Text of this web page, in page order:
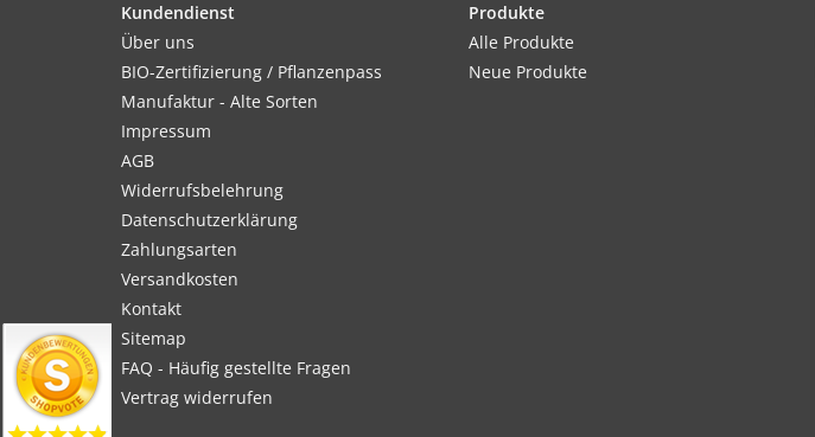
Kundendienst
Über uns
BIO-Zertifizierung / Pflanzenpass
Manufaktur - Alte Sorten
Impressum
AGB
Widerrufsbelehrung
Datenschutzerklärung
Zahlungsarten
Versandkosten
Kontakt
Sitemap
FAQ - Häufig gestellte Fragen
Vertrag widerrufen
Produkte
Alle Produkte
Neue Produkte